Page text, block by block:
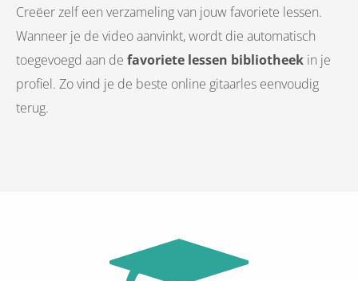
Creëer zelf een verzameling van jouw favoriete lessen.
Wanneer je de video aanvinkt, wordt die automatisch
toegevoegd aan de favoriete lessen bibliotheek in je
profiel. Zo vind je de beste online gitaarles eenvoudig
terug.